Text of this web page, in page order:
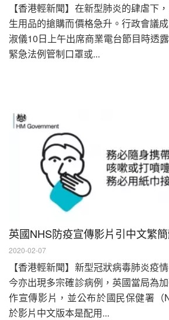
【香港輕新聞】在新型肺炎的肆虐下
生用品的搶購而價格急升。行政會議
淑儀10日上午出席商業電台節目時透
緊急法例管制口罩或...
英國NHS防疫宣傳影片引中文繁
2020-02-07
【香港輕新聞】新型冠狀病毒肺炎疫
今亦出現多宗確診病例，英國當局為
作宣傳影片，並公布於國民保健署（
於影片中文版本是配用...